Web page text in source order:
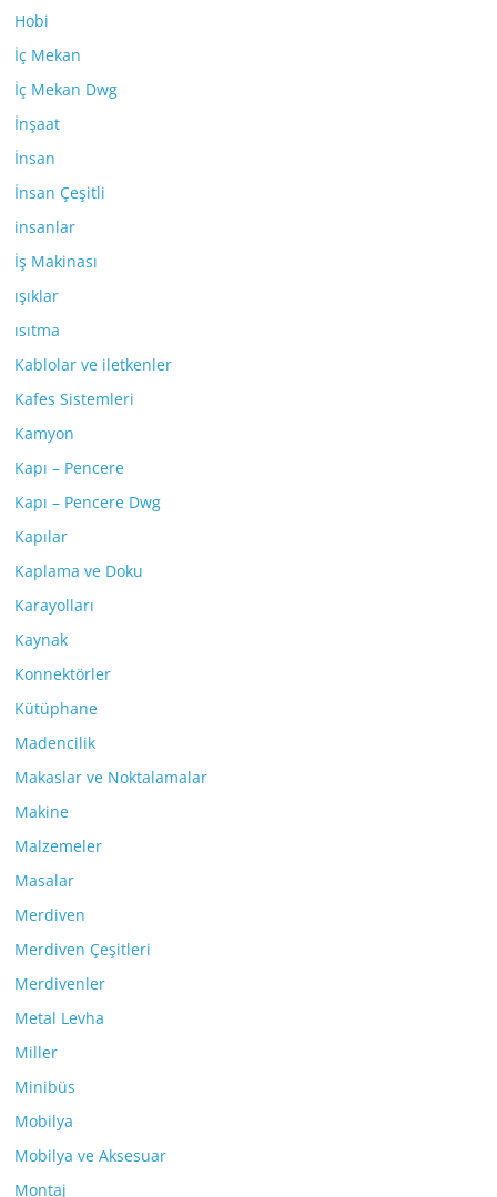
Hobi
İç Mekan
İç Mekan Dwg
İnşaat
İnsan
İnsan Çeşitli
insanlar
İş Makinası
ışıklar
ısıtma
Kablolar ve iletkenler
Kafes Sistemleri
Kamyon
Kapı – Pencere
Kapı – Pencere Dwg
Kapılar
Kaplama ve Doku
Karayolları
Kaynak
Konnektörler
Kütüphane
Madencilik
Makaslar ve Noktalamalar
Makine
Malzemeler
Masalar
Merdiven
Merdiven Çeşitleri
Merdivenler
Metal Levha
Miller
Minibüs
Mobilya
Mobilya ve Aksesuar
Montaj